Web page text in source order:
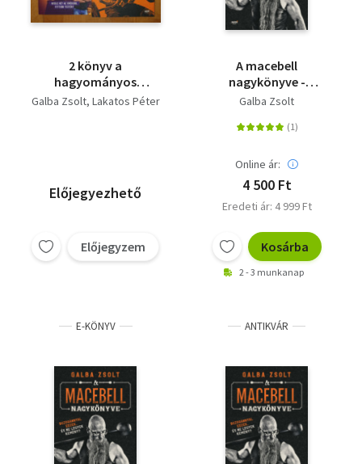
2 könyv a
hagyományos
edzésről:: Kettlebell,
Galba Zsolt Lakatos Péter
Előjegyezhető
Előjegyzem
A macebell
nagykönyve -
Buzogánnyal edzek, és
Galba Zsolt
Online ár:
4 500 Ft
Eredeti ár: 4 999 Ft
Kosárba
2 - 3 munkanap
E-KÖNYV ANTIKVÁR